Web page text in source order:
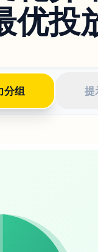
优投
分组 提